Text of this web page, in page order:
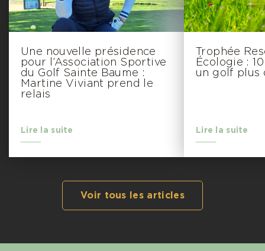
Une nouvelle présidence
pour l’Association Sportive
du Golf Sainte Baume :
Martine Viviant prend le
relais
Lire la suite
Trophée
Écologie :
un golf plus
Lire la suite
Voir tous les articles